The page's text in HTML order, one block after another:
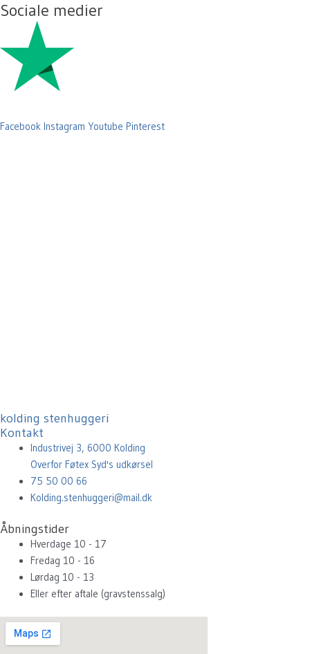
Sociale medier
Facebook Instagram Youtube Pinterest
kolding stenhuggeri
Kontakt
Industrivej 3, 6000 Kolding
Overfor Føtex Syd's udkørsel
75 50 00 66
Kolding.stenhuggeri@mail.dk
Åbningstider
Hverdage 10 - 17
Fredag 10 - 16
Lørdag 10 - 13
Eller efter aftale (gravstenssalg)